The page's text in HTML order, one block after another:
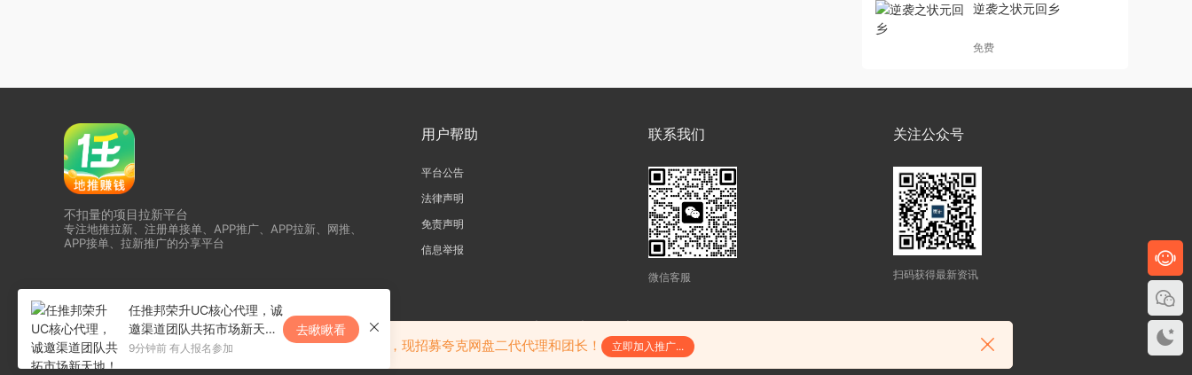
逆袭之状元回乡
免费
不扣量的项目拉新平台
专注地推拉新、注册单接单、APP推广、APP拉新、网推、
APP接单、拉新推广的分享平台
用户帮助
平台公告
法律声明
免责声明
信息举报
联系我们
微信客服
关注公众号
扫码获得最新资讯
陕公网安备61052302000242号
任推邦荣升UC核心代理，诚
邀渠道团队共拓市场新天
地！
9分钟前 有人报名参加
去瞅瞅看
恭喜任推邦升级为夸克核代，现招募夸克网盘二代代理和团长！ 立即加入推广...